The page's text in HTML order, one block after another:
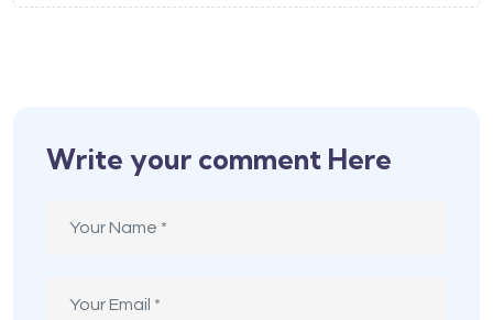
Write your comment Here